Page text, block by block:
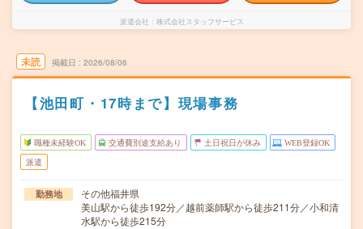
派遣会社 株式会社スタッフサービス
未読 掲載日 2026/08/06
【池田町・17時まで】現場事務
職種未経験OK 交通費別途支給あり 土日祝日が休み WEB登録OK
派遣
勤務地
その他福井県
美山駅から徒歩192分／越前薬師駅から徒歩211分／小和清
水駅から徒歩215分